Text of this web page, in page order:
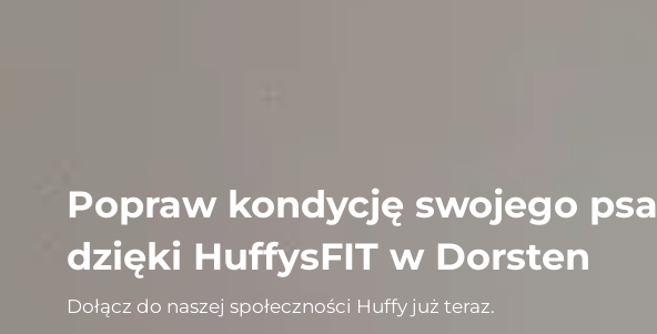
Popraw kondycję swojego psa
dzięki HuffysFIT w Dorsten
Dołącz do naszej społeczności Huffy już teraz.